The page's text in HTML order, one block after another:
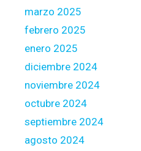
f
q
u
o
t
r
e
marzo 2025
febrero 2025
enero 2025
diciembre 2024
noviembre 2024
octubre 2024
septiembre 2024
agosto 2024